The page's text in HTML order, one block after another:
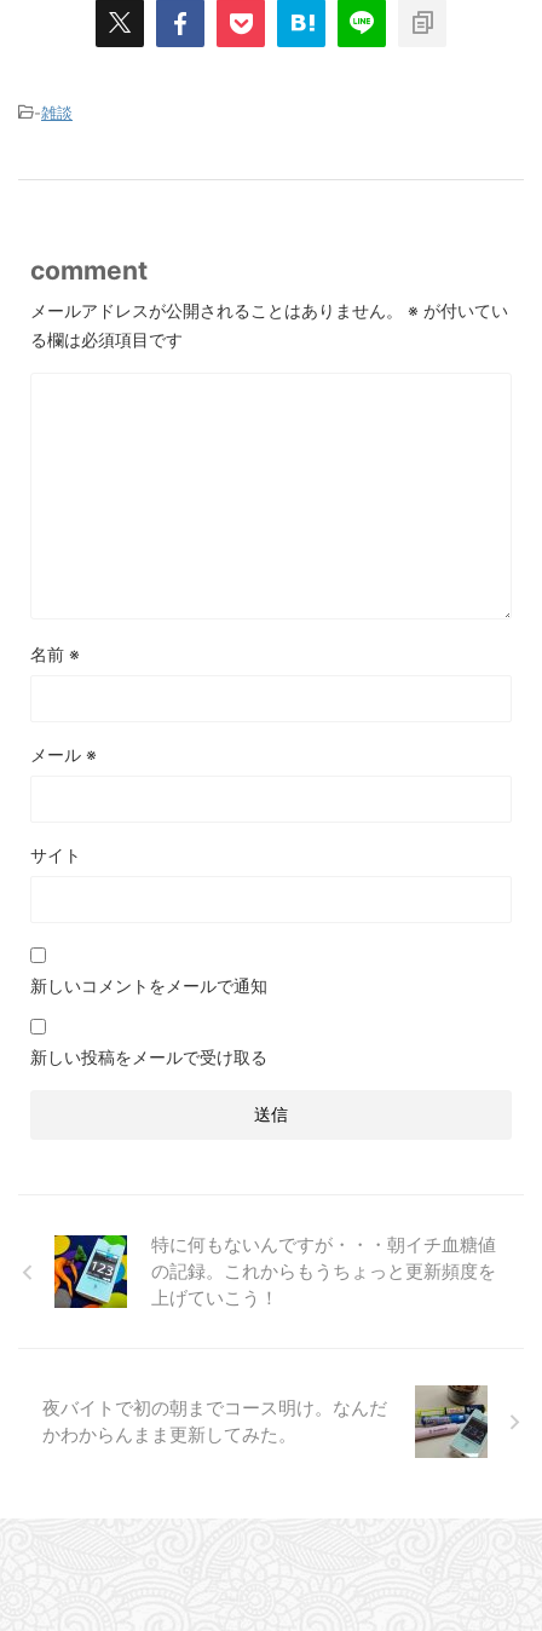
-雑談
comment
メールアドレスが公開されることはありません。 ※ が付いてい
る欄は必須項目です
名前 ※
メール ※
サイト
新しいコメントをメールで通知
新しい投稿をメールで受け取る
特に何もないんですが・・・朝イチ血糖値
の記録。これからもうちょっと更新頻度を
上げていこう！
夜バイトで初の朝までコース明け。なんだ
かわからんまま更新してみた。